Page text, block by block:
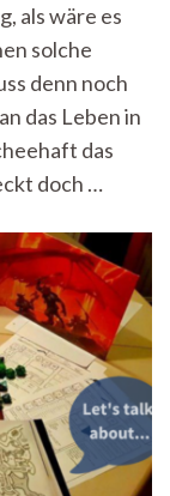
als wäre es
solche
denn noch
das Leben in
das
doch …